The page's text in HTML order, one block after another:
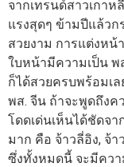
จากเทรนด์สาวเกา
แรงสุดๆ ข้ามปีแล้วก
สวยงาม การแต่งหน้
ใบหน้ามีความเป็น
ก็ได้สวยครบพร้อมเ
พส. จีน ถ้าจะพูดถึง
โดดเด่นเห็นได้ชัดจ
มาก คือ จ้าวลี่อิง, จ้า
ซึ่งทั้งหมดนี้ จะมีควา